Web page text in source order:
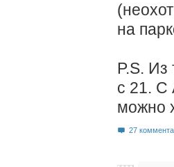
на
P.S. Из
с 21. С
можно
27